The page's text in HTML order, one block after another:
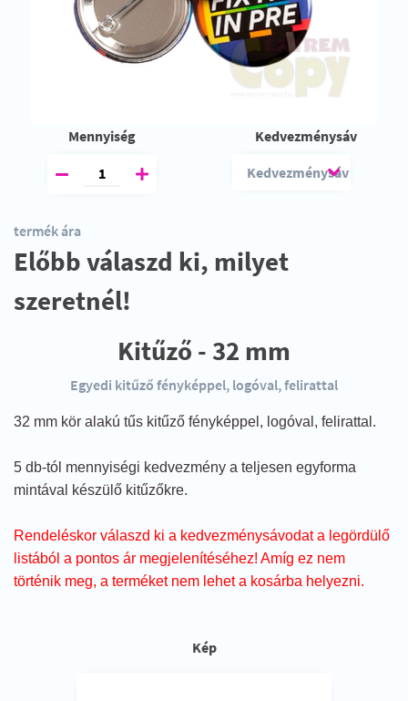
Mennyiség Kedvezménysáv
termék ára
Előbb válaszd ki, milyet
szeretnél!
Kitűző - 32 mm
Egyedi kitűző fényképpel, logóval, felirattal
32 mm kör alakú tűs kitűző fényképpel, logóval, felirattal.
5 db-tól mennyiségi kedvezmény a teljesen egyforma
mintával készülő kitűzőkre.
Rendeléskor válaszd ki a kedvezménysávodat a legördülő
listából a pontos ár megjelenítéséhez! Amíg ez nem
történik meg, a terméket nem lehet a kosárba helyezni.
Kép